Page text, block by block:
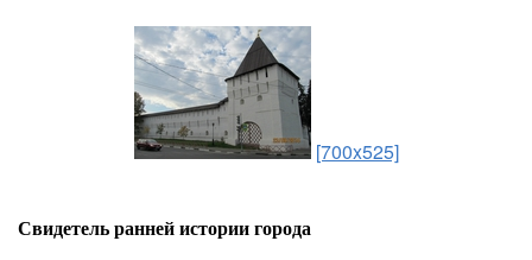
[700x525]
Свидетель ранней истории города